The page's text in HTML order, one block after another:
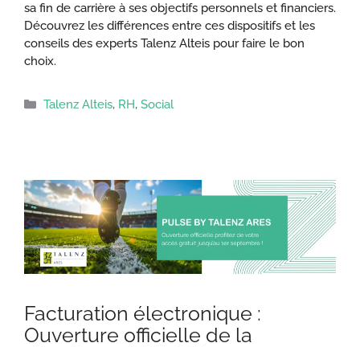
sa fin de carrière à ses objectifs personnels et financiers.
Découvrez les différences entre ces dispositifs et les
conseils des experts Talenz Alteis pour faire le bon
choix.
Catégories
Talenz Alteis, RH, Social
Facturation électronique :
Ouverture officielle de la